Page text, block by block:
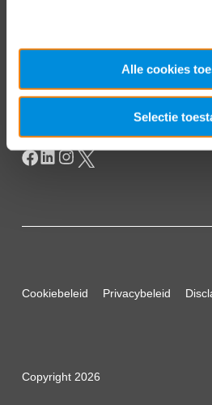
Alle cookies
Selectie
Postbus 93002
2509 AA Den Haag
Cookiebeleid Privacybeleid
Copyright 2026